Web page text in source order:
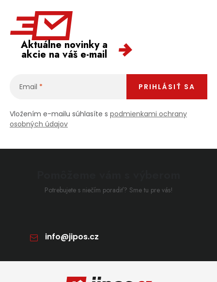
Aktuálne novinky a
akcie na váš e-mail
Email
Vložením e-mailu súhlasíte s podmienkami ochrany
osobných údajov
PRIHLÁSIŤ SA
Potrebujete s niečím poradiť? Sme tu pre vás!
info@jipos.cz
Zápätie